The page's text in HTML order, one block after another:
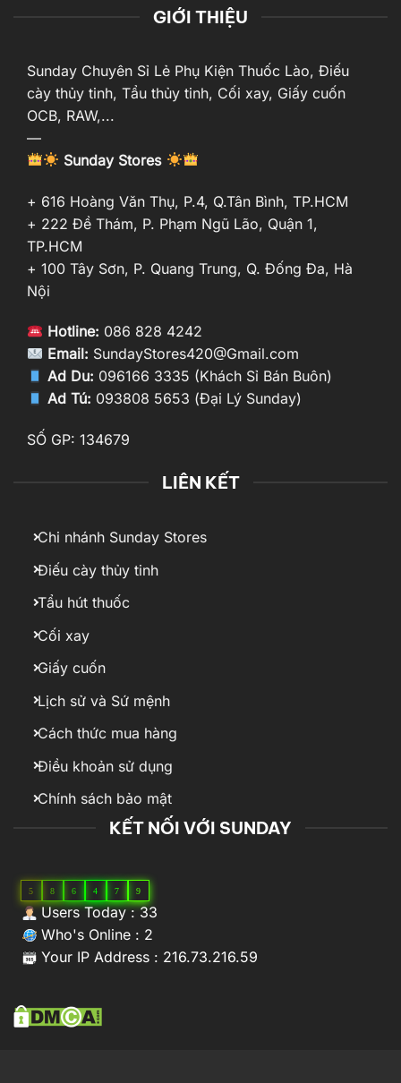
GIỚI THIỆU
Sunday Chuyên Sỉ Lẻ Phụ Kiện Thuốc Lào, Điếu
cày thủy tinh, Tẩu thủy tinh, Cối xay, Giấy cuốn
OCB, RAW,...
—
Sunday Stores
+ 616 Hoàng Văn Thụ, P.4, Q.Tân Bình, TP.HCM
+ 222 Đề Thám, P. Phạm Ngũ Lão, Quận 1,
TP.HCM
+ 100 Tây Sơn, P. Quang Trung, Q. Đống Đa, Hà
Nội
Hotline: 086 828 4242
Email: SundayStores420@Gmail.com
Ad Du: 096166 3335 (Khách Sỉ Bán Buôn)
Ad Tú: 093808 5653 (Đại Lý Sunday)
SỐ GP: 134679
LIÊN KẾT
Chi nhánh Sunday Stores
Điếu cày thủy tinh
Tẩu hút thuốc
Cối xay
Giấy cuốn
Lịch sử và Sứ mệnh
Cách thức mua hàng
Điều khoản sử dụng
Chính sách bảo mật
KẾT NỐI VỚI SUNDAY
5 8 6 4 7 9
Users Today : 33
Who's Online : 2
Your IP Address : 216.73.216.59